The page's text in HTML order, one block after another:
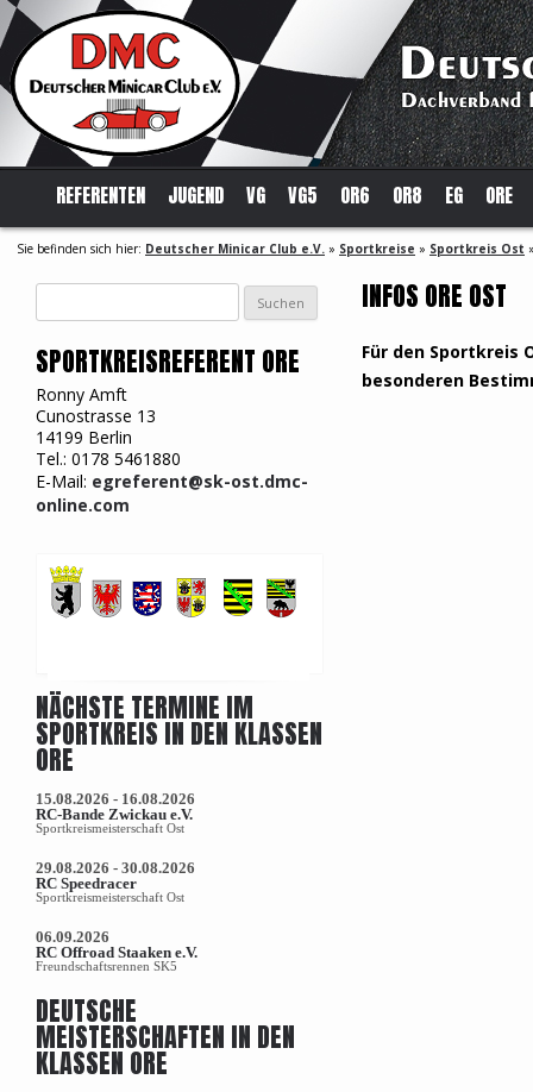
REFERENTEN JUGEND VG VG5 OR6 OR8 EG ORE
Sie befinden sich hier: Deutscher Minicar Club e.V. » Sportkreise » Sportkreis Ost
INFOS ORE OST
Für den Sportkreis
besonderen
nach:
SPORTKREISREFERENT ORE
Ronny Amft
Cunostrasse 13
14199 Berlin
Tel.: 0178 5461880
E-Mail: egreferent@sk-ost.dmc-
online.com
NÄCHSTE TERMINE IM
SPORTKREIS IN DEN KLASSEN
ORE
15.08.2026 - 16.08.2026
RC-Bande Zwickau e.V.
Sportkreismeisterschaft Ost
29.08.2026 - 30.08.2026
RC Speedracer
Sportkreismeisterschaft Ost
06.09.2026
RC Offroad Staaken e.V.
Freundschaftsrennen SK5
DEUTSCHE
MEISTERSCHAFTEN IN DEN
KLASSEN ORE